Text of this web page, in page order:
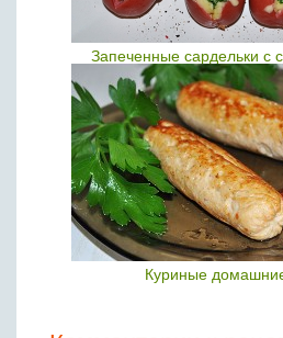
Запеченные сардельки с
Куриные